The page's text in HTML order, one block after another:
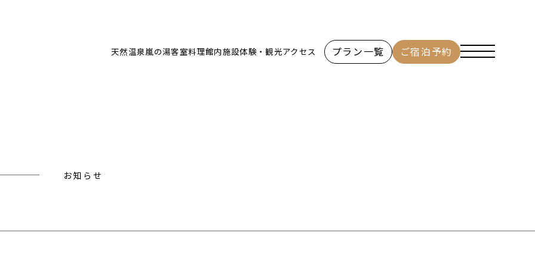
天然温泉嵐の湯客室料理館内施設体験・観光アクセス プラン一覧 ご宿泊予約
お知らせ